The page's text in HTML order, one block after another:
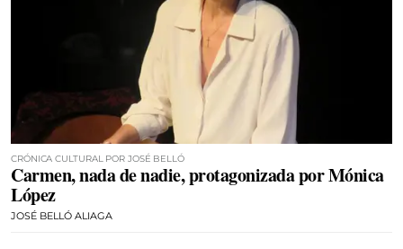
CRÓNICA CULTURAL POR JOSÉ BELLÓ
Carmen, nada de nadie, protagonizada por Mónica
López
JOSÉ BELLÓ ALIAGA